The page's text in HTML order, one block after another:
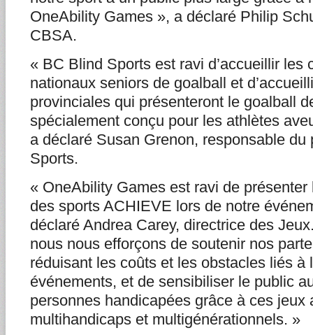
OneAbility Games », a déclaré Philip
CBSA.
« BC Blind Sports est ravi d’accueillir les
nationaux seniors de goalball et
provinciales qui présenteront le goalball
spécialement conçu pour les athlètes
a déclaré Susan Grenon, responsable
Sports.
« OneAbility Games est ravi de présenter
des sports ACHIEVE lors de notre
déclaré Andrea Carey, directrice des
nous nous efforçons de soutenir nos
réduisant les coûts et les obstacles liés à
événements, et de sensibiliser le public
personnes handicapées grâce à ces jeux
multihandicaps et multigénérationnels. »